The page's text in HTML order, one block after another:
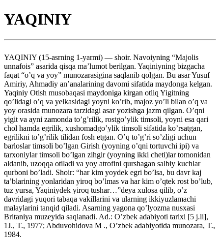
YAQINIY
YAQINIY (15-asrning 1-yarmi) — shoir. Navoiyning “Majolis
unnafois” asarida qisqa ma’lumot berilgan. Yaqiniyning bizgacha
faqat “o’q va yoy” munozarasigina saqlanib qolgan. Bu asar Yusuf
Amiriy, Ahmadiy an’analarining davomi sifatida maydonga kelgan.
Yaqiniy Otish musobaqasi maydoniga kirgan otliq Yigitning
qo’lidagi o’q va yelkasidagi yoyni ko’rib, majoz yo’li bilan o’q va
yoy orasida munozara tarzidagi asar yozishga jazm qilgan. O’qni
yigit va ayni zamonda to’g’rilik, rostgo’ylik timsoli, yoyni esa qari
chol hamda egrilik, xushomadgo’ylik timsoli sifatida ko’rsatgan,
egrilikni to’g’rilik tilidan fosh etgan. O’q to’g’ri so’zligi uchun
barloslar timsoli bo’lgan Girish (yoyning o’qni tortuvchi ipi) va
tarxoniylar timsoli bo’lgan zihgir (yoyning ikki cheti)lar tomonidan
aldanib, uzoqqa otiladi va yoy atrofini qurshagan salbiy kuchlar
qurboni bo’ladi. Shoir: “har kim yoydek egri bo’lsa, bu davr kaj
ta’blarining yonlaridan yiroq bo’lmas va har kim o’qtek rost bo’lub,
tuz yursa, Yaqiniydek yiroq tushar…”deya xulosa qilib, o’z
davridagi yuqori tabaqa vakillarini va ularning ikkiyuzlamachi
malaylarini tanqid qiladi. Asarning yagona qo’lyozma nusxasi
Britaniya muzeyida saqlanadi. Ad.: O’zbek adabiyoti tarixi [5 j.li],
1J., T., 1977; Abduvohidova M ., O’zbek adabiyotida munozara, T.,
1984.